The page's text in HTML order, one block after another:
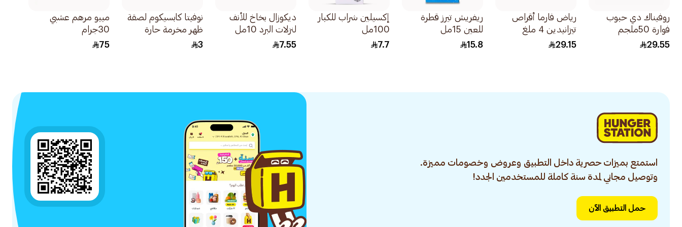
روفيناك دي حبوب
فوارة 50ملجم
20قطعة
29.55
رياض فارما أقراص
تيزانيدين 4 ملغ
30قرص
29.15
ريفريش تيرز قطرة
للعين 15مل
15.8
إكسيلين شراب للكبار
100مل
7.7
ديكوزال بخاخ للأنف
لنزلات البرد 10مل
7.55
نوفيتا كابسيكوم لصقة
ظهر مخرمة حارة
3
ميبو مرهم عشبي
30جرام
75
استمتع بميزات حصرية داخل التطبيق وعروض وخصومات مميزة.
وتوصيل مجاني لمدة سنة كاملة للمستخدمين الجدد!
حمل التطبيق الآن